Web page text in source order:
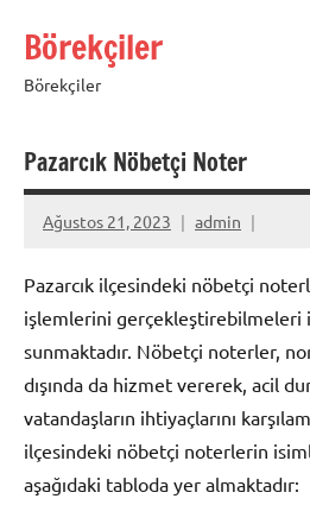
Börekçiler
Börekçiler
Pazarcık Nöbetçi Noter
Ağustos 21, 2023 admin
Pazarcık ilçesindeki nöbetçi
işlemlerini gerçekleştirebilmeleri
sunmaktadır. Nöbetçi noterler,
dışında da hizmet vererek, acil
vatandaşların ihtiyaçlarını
ilçesindeki nöbetçi noterlerin
aşağıdaki tabloda yer almaktadır: